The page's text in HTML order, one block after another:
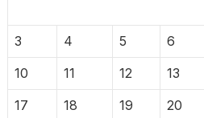
3
4 5 6
10
11 12 13
17
18 19 20